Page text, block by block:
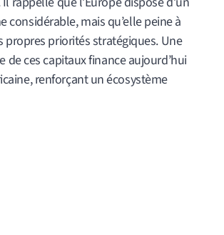
considérable, mais qu’elle peine à
propres priorités stratégiques. Une
de ces capitaux finance aujourd’hui
renforçant un écosystème